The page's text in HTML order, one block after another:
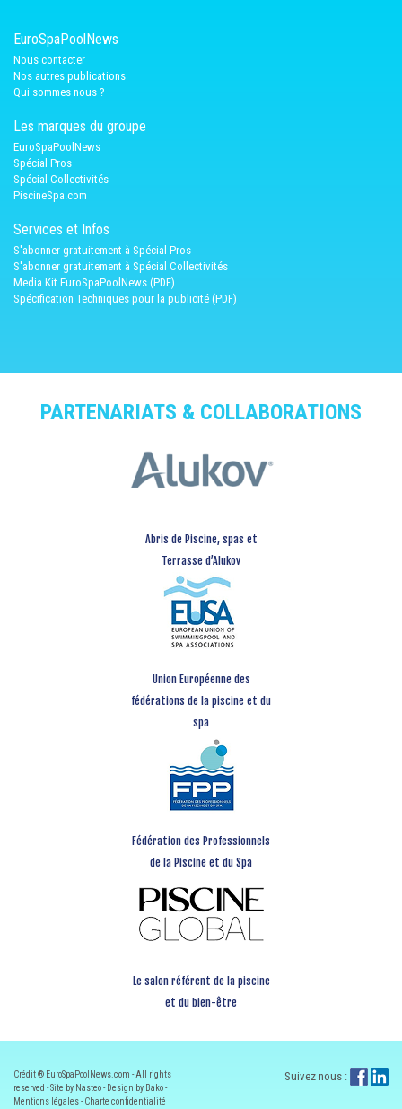
EuroSpaPoolNews
Nous contacter
Nos autres publications
Qui sommes nous ?
Les marques du groupe
EuroSpaPoolNews
Spécial Pros
Spécial Collectivités
PiscineSpa.com
Services et Infos
S'abonner gratuitement à Spécial Pros
S'abonner gratuitement à Spécial Collectivités
Media Kit EuroSpaPoolNews (PDF)
Spécification Techniques pour la publicité (PDF)
PARTENARIATS & COLLABORATIONS
Abris de Piscine, spas et
Terrasse d’Alukov
Union Européenne des
fédérations de la piscine et du
spa
Fédération des Professionnels
de la Piscine et du Spa
Le salon référent de la piscine
et du bien-être
Crédit ® EuroSpaPoolNews.com - All rights
reserved - Site by Nasteo - Design by Bako -
Mentions légales-Charte confidentialité
Suivez nous :